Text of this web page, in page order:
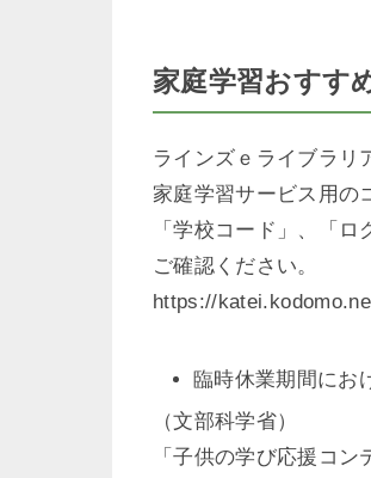
家庭学習おすす
ラインズｅライブラリ
家庭学習サービス用の
「学校コード」、「
ご確認ください。
https://
臨時休業期間にお
（文部科学省）
「子供の学び応援コ